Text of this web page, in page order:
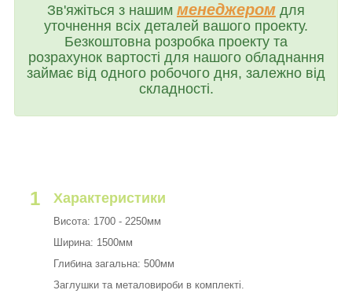
Зв'яжіться з нашим менеджером для
уточнення всіх деталей вашого проекту.
Безкоштовна розробка проекту та
розрахунок вартості для нашого обладнання
займає від одного робочого дня, залежно від
складності.
1 Характеристики
Висота: 1700 - 2250мм
Ширина: 1500мм
Глибина загальна: 500мм
Заглушки та металовироби в комплекті.